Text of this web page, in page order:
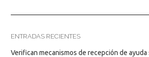
ENTRADAS RECIENTES
Verifican mecanismos de recepción de ayuda